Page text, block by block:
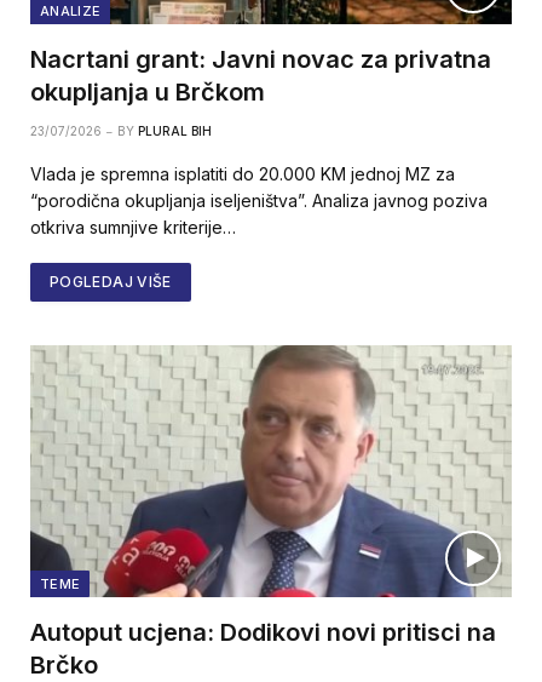
ANALIZE
Nacrtani grant: Javni novac za privatna
okupljanja u Brčkom
23/07/2026 BY PLURAL BIH
Vlada je spremna isplatiti do 20.000 KM jednoj MZ za
“porodična okupljanja iseljeništva”. Analiza javnog poziva
otkriva sumnjive kriterije…
POGLEDAJ VIŠE
TEME
Autoput ucjena: Dodikovi novi pritisci na
Brčko